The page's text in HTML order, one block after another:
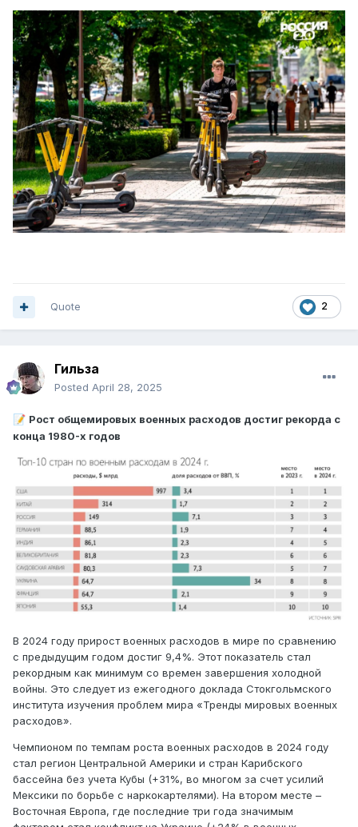
2
Quote
Гильза
Posted April 28, 2025
📝 Рост общемировых военных расходов достиг рекорда с
конца 1980-х годов
В 2024 году прирост военных расходов в мире по сравнению
с предыдущим годом достиг 9,4%. Этот показатель стал
рекордным как минимум со времен завершения холодной
войны. Это следует из ежегодного доклада Стокгольмского
института изучения проблем мира «Тренды мировых военных
расходов».
Чемпионом по темпам роста военных расходов в 2024 году
стал регион Центральной Америки и стран Карибского
бассейна без учета Кубы (+31%, во многом за счет усилий
Мексики по борьбе с наркокартелями). На втором месте –
Восточная Европа, где последние три года значимым